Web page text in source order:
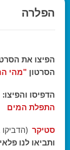
הפלרה
הפיצו את
הסרטון "מהי
הדפיסו והפיצו:
התפלת המים
סטיקר
ותביאו לנו